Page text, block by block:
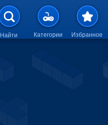
Перейти к основному
Найти Категории Избранное